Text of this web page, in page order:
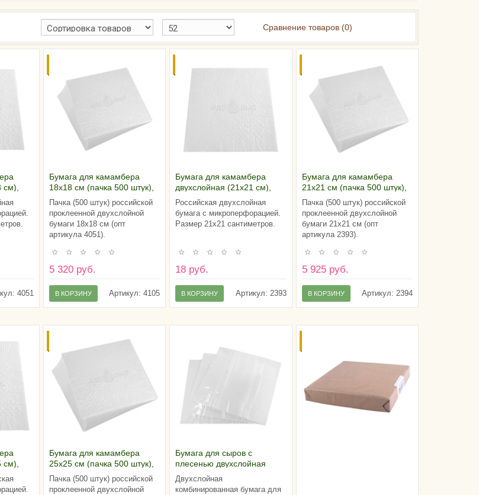
Сравнение товаров (0)
см),
4051
Бумага для камамбера
18х18 см (пачка 500 штук),
Россия
Пачка (500 штук) российской
проклеенной двухслойной
бумаги 18х18 см (опт
артикула 4051).
5 320 руб.
Артикул: 4105
В КОРЗИНУ
КОЛИЧЕСТВА
Бумага для камамбера
двухслойная (21х21 см),
Россия
Российская двухслойная
бумага с микроперфорацией.
Размер 21х21 сантиметров.
18 руб.
Артикул: 2393
В КОРЗИНУ
Бумага для камамбера
21х21 см (пачка 500 штук),
Россия
Пачка (500 штук) российской
проклеенной двухслойной
бумаги 21х21 см (опт
артикула 2393).
5 925 руб.
Артикул: 2394
В КОРЗИНУ
см),
Бумага для камамбера
25х25 см (пачка 500 штук),
Россия
Пачка (500 штук) российской
проклеенной двухслойной
Бумага для сыров с
плесенью двухслойная
21х21см (пачка 10 листов),
Россия
Двухслойная
комбинированная бумага для